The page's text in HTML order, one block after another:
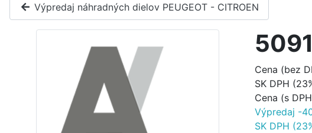
Výpredaj náhradných dielov PEUGEOT - CITROEN
Cena (bez
SK DPH
Cena (s
Výpredaj -
SK DPH